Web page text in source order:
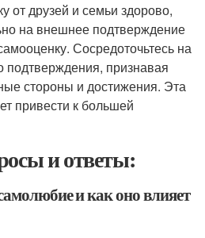
от друзей и семьи здорово,
на внешнее подтверждение
Сосредоточьтесь на
подтверждения, признавая
стороны и достижения. Эта
привести к большей
и ответы:
и как оно влияет